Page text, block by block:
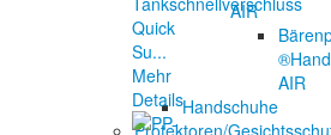
AIR
AIR
Handschuhe
Protektoren/
Quick
Su...
Mehr
Details